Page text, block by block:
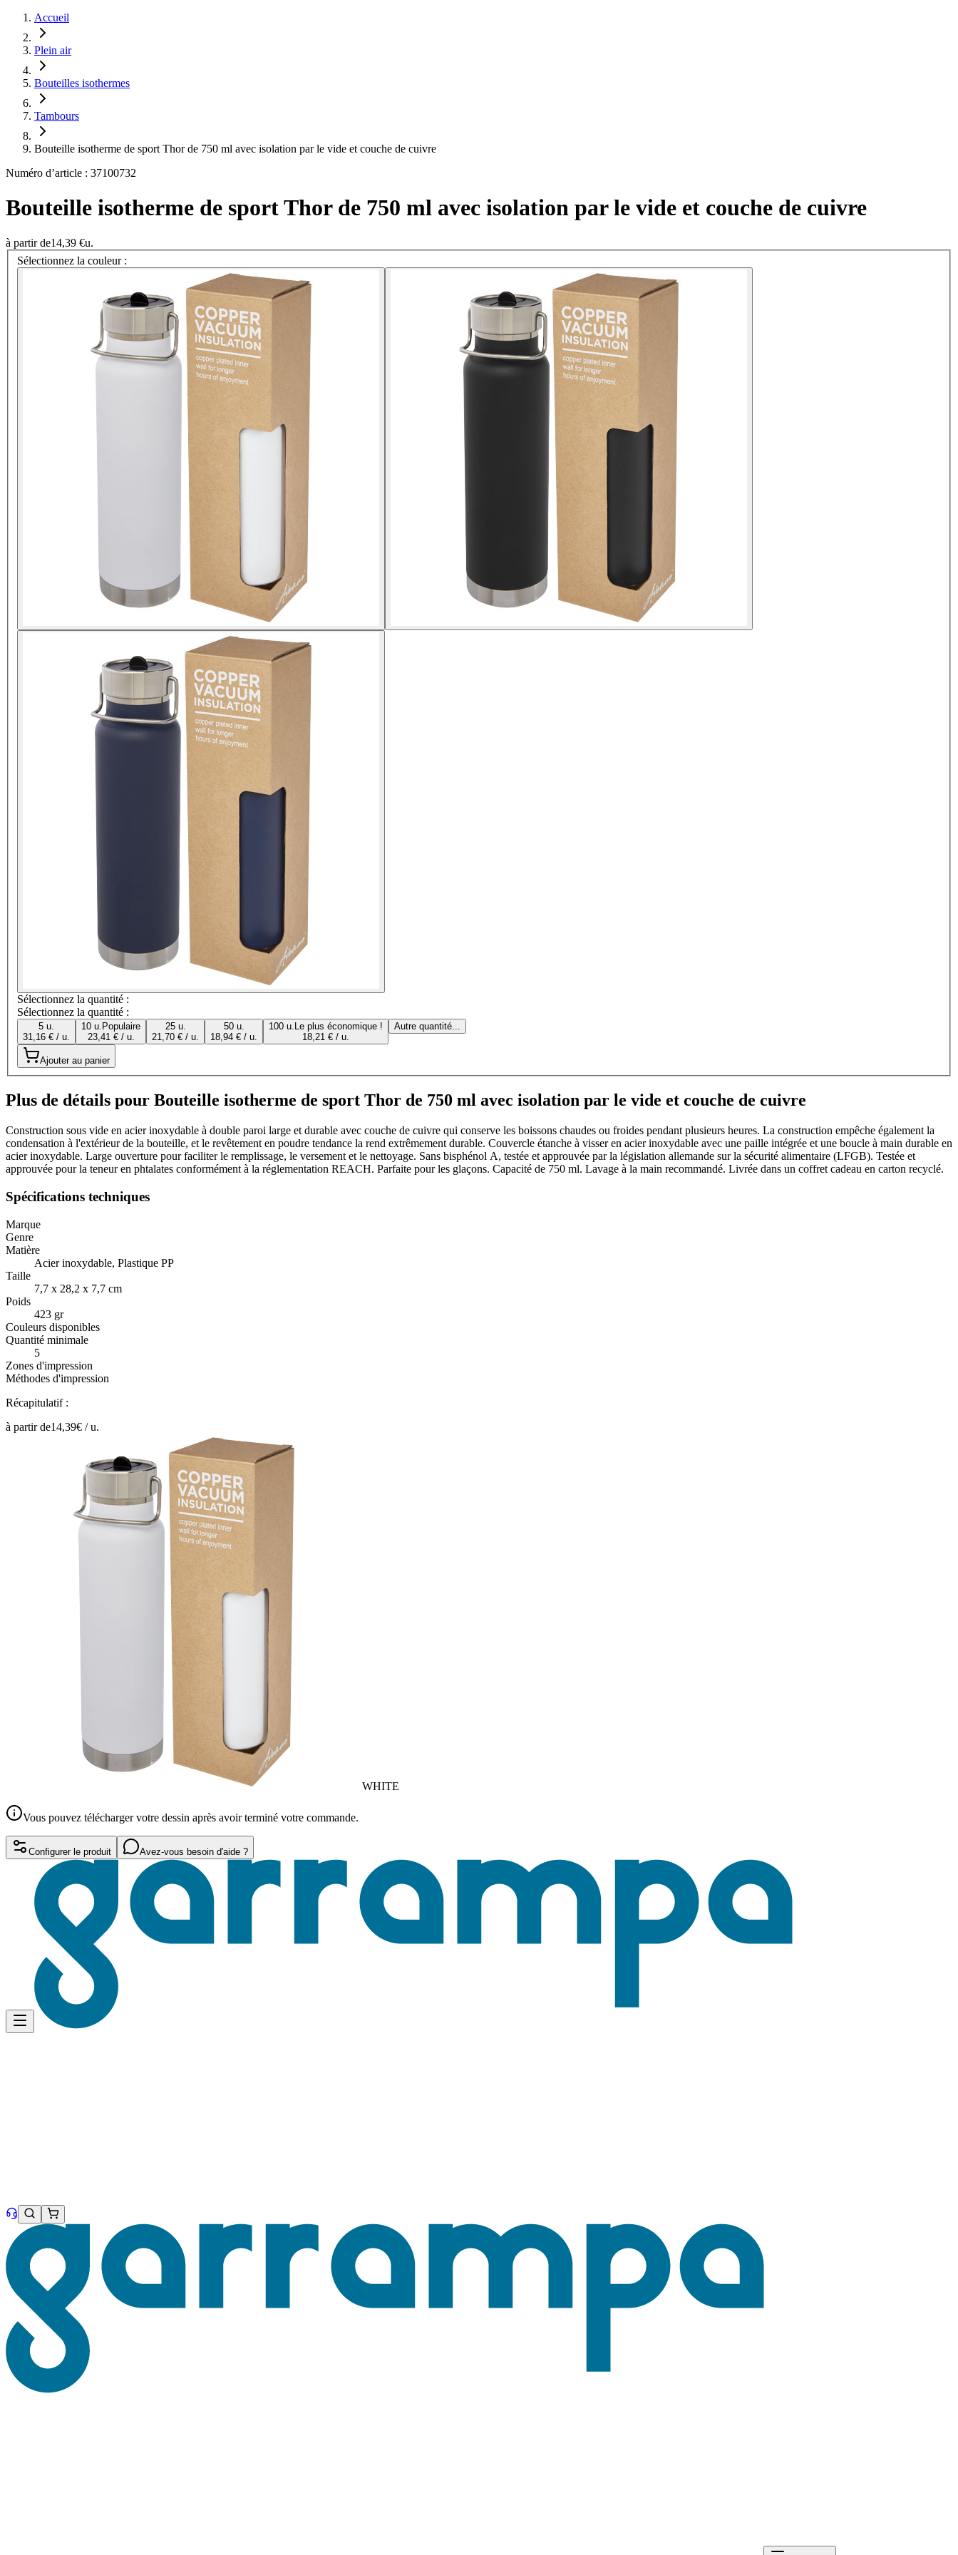
Accueil
Plein air
Bouteilles isothermes
Tambours
Bouteille isotherme de sport Thor de 750 ml avec isolation par le vide et couche de cuivre
Numéro d’article : 37100732
Bouteille isotherme de sport Thor de 750 ml avec isolation par le vide et couche de cuivre
à partir de14,39 €u.
Sélectionnez la couleur :
Sélectionnez la quantité :
Sélectionnez la quantité :
5 u.
31,16 € / u.
10 u. Populaire
23,41 € / u.
25 u.
21,70 € / u.
50 u.
18,94 € / u.
100 u. Le plus économique !
18,21 € / u.
Autre quantité...
Ajouter au panier
Plus de détails pour Bouteille isotherme de sport Thor de 750 ml avec isolation par le vide et couche de cuivre
Construction sous vide en acier inoxydable à double paroi large et durable avec couche de cuivre qui conserve les boissons chaudes ou froides pendant plusieurs heures. La construction empêche également la
condensation à l'extérieur de la bouteille, et le revêtement en poudre tendance la rend extrêmement durable. Couvercle étanche à visser en acier inoxydable avec une paille intégrée et une boucle à main durable en
acier inoxydable. Large ouverture pour faciliter le remplissage, le versement et le nettoyage. Sans bisphénol A, testée et approuvée par la législation allemande sur la sécurité alimentaire (LFGB). Testée et
approuvée pour la teneur en phtalates conformément à la réglementation REACH. Parfaite pour les glaçons. Capacité de 750 ml. Lavage à la main recommandé. Livrée dans un coffret cadeau en carton recyclé.
Spécifications techniques
Marque
Genre
Matière
Acier inoxydable, Plastique PP
Taille
7,7 x 28,2 x 7,7 cm
Poids
423 gr
Couleurs disponibles
Quantité minimale
5
Zones d'impression
Méthodes d'impression
Récapitulatif :
à partir de14,39€ /u.
WHITE
Vous pouvez télécharger votre dessin après avoir terminé votre commande.
Configurer le produit Avez-vous besoin d'aide ?